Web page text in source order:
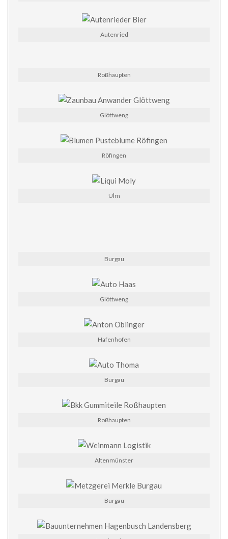
Autenried
Roßhaupten
Glöttweng
Röfingen
Ulm
Burgau
Glöttweng
Hafenhofen
Burgau
Roßhaupten
Altenmünster
Burgau